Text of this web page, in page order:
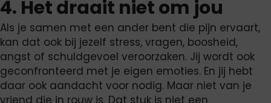
4. Het draait niet om jou
Als je samen met een ander bent die pijn ervaart,
kan dat ook bij jezelf stress, vragen, boosheid,
angst of schuldgevoel veroorzaken. Jij wordt ook
geconfronteerd met je eigen emoties. En jij hebt
daar ook aandacht voor nodig. Maar niet van je
vriend die in rouw is. Dat stuk is niet een